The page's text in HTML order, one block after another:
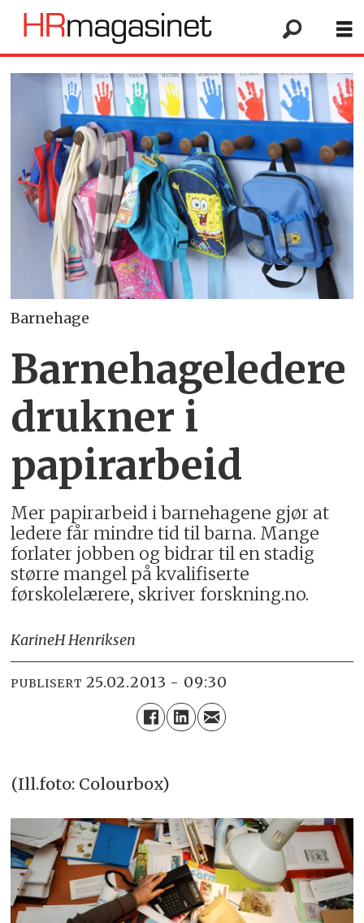
Barnehage
Barnehageledere
drukner i
papirarbeid
Mer papirarbeid i barnehagene gjør at
ledere får mindre tid til barna. Mange
forlater jobben og bidrar til en stadig
større mangel på kvalifiserte
førskolelærere, skriver forskning.no.
KarineH Henriksen
PUBLISERT 25.02.2013 - 09:30
(Ill.foto: Colourbox)